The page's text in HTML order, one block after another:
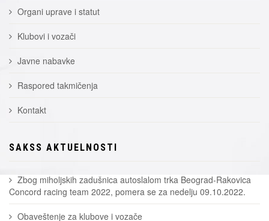
Organi uprave i statut
Klubovi i vozači
Javne nabavke
Raspored takmičenja
Kontakt
SAKSS AKTUELNOSTI
Zbog miholjskih zadušnica autoslalom trka Beograd-Rakovica
Concord racing team 2022, pomera se za nedelju 09.10.2022.
Obaveštenje za klubove i vozače